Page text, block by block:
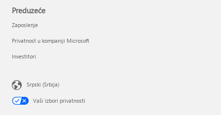
Preduzeće
Zaposlenje
Privatnost u kompaniji Microsoft
Investitori
Srpski (Srbija)
Vaši izbori privatnosti